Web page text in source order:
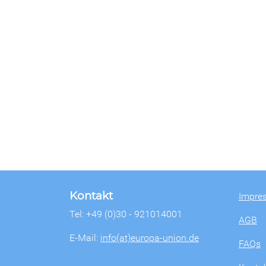
Kontakt
Tel: +49 (0)30 - 921014001
E-Mail: info(at)europa-union.de
AGB
FAQs